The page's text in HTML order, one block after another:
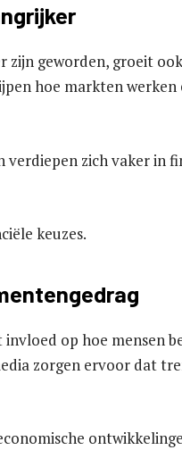
geworden, groeit
hoe markten werken
zich vaker in
keuzes.
op hoe mensen
zorgen ervoor dat